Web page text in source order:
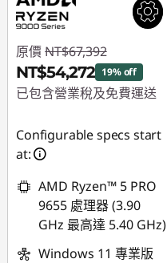
原價 NT$67,392
NT$54,272 19% off
已包含營業稅及免費運送
NT$13,120
Configurable specs start
at:
AMD Ryzen™ 5 PRO
9655 處理器 (3.90
GHz 最高達 5.40 GHz)
Windows 11 專業版